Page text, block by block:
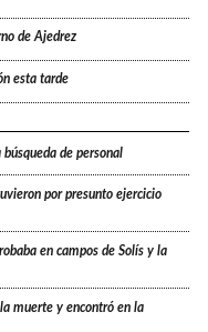
de Ajedrez
esta tarde
de personal
por presunto ejercicio
en campos de Solís y la
muerte y encontró en la